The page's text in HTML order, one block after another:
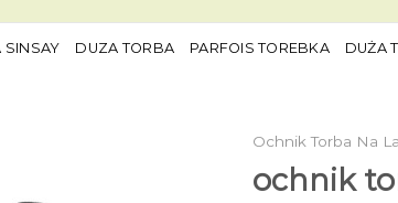
SINSAY DUZA TORBA PARFOIS TOREBKA DUŻA
Ochnik Torba Na
ochnik